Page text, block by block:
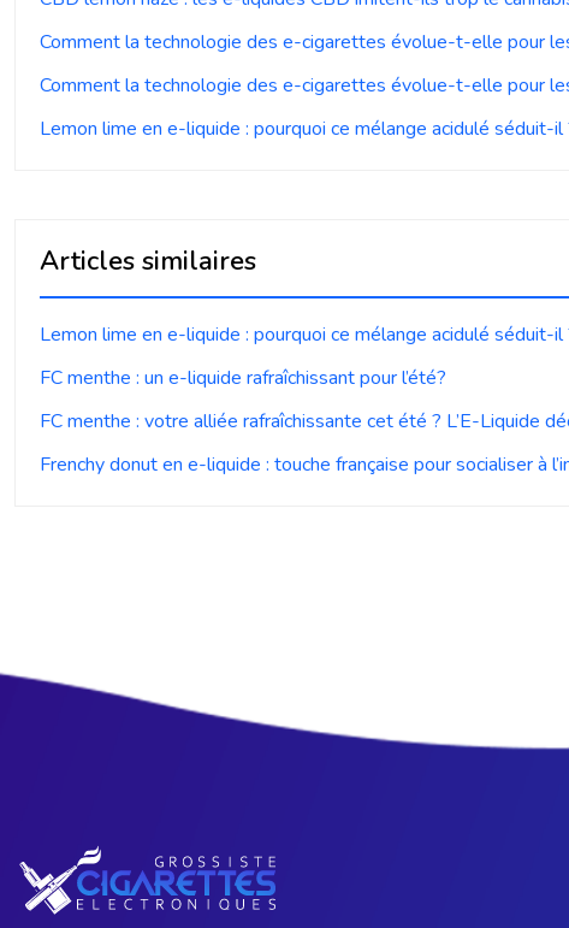
Comment la technologie des e-cigarettes évolue-t-elle pour
Comment la technologie des e-cigarettes évolue-t-elle pour
Lemon lime en e-liquide : pourquoi ce mélange acidulé séduit-il
Articles similaires
Lemon lime en e-liquide : pourquoi ce mélange acidulé séduit-il
FC menthe : un e-liquide rafraîchissant pour l’été?
FC menthe : votre alliée rafraîchissante cet été ? L’E-Liquide
Frenchy donut en e-liquide : touche française pour socialiser à